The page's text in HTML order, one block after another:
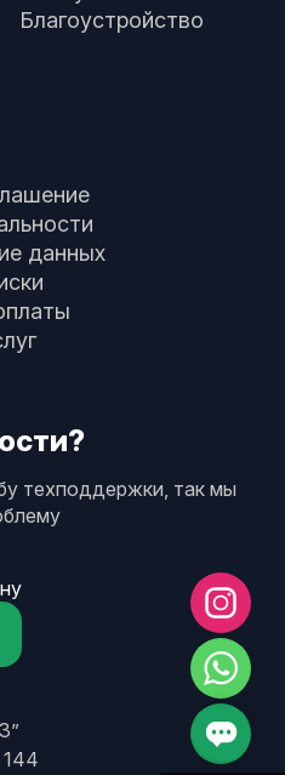
Благоустройство
данных
техподдержки, так мы